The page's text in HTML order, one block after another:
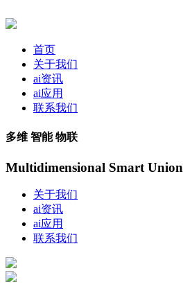
首页
关于我们
ai资讯
ai应用
联系我们
多维 智能 物联
Multidimensional Smart Union
关于我们
ai资讯
ai应用
联系我们